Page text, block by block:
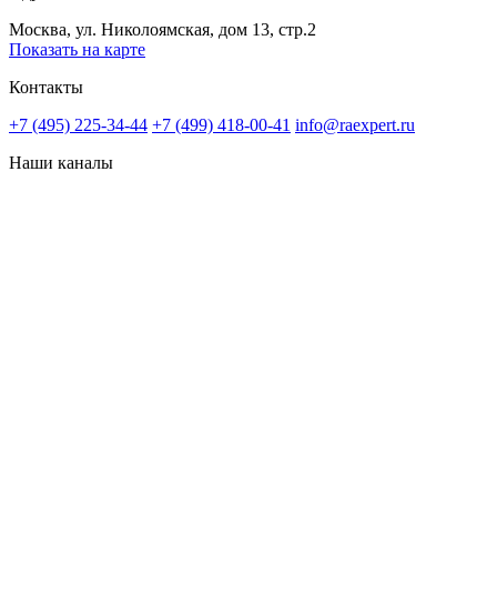
Москва, ул. Николоямская, дом 13, стр.2
Показать на карте
Контакты
+7 (495) 225-34-44 +7 (499) 418-00-41 info@raexpert.ru
Наши каналы